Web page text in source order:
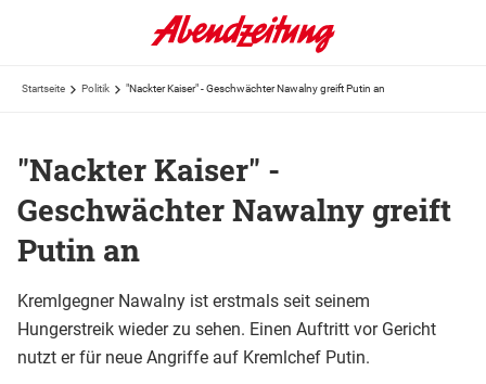
Startseite Politik "Nackter Kaiser" - Geschwächter Nawalny greift Putin an
"Nackter Kaiser" -
Geschwächter Nawalny greift
Putin an
Kremlgegner Nawalny ist erstmals seit seinem
Hungerstreik wieder zu sehen. Einen Auftritt vor Gericht
nutzt er für neue Angriffe auf Kremlchef Putin.